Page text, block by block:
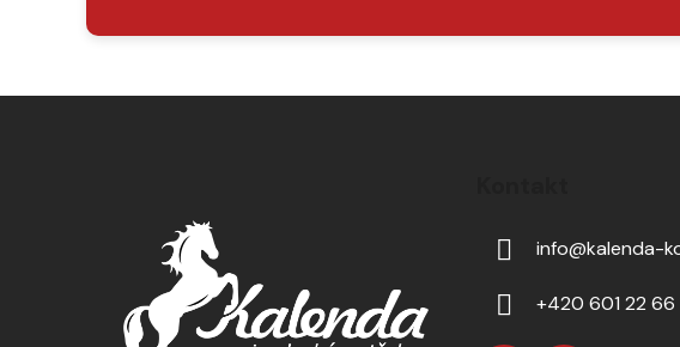
info@kalenda-
+420 601 22 66